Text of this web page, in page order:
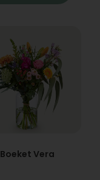
Boeket Vera